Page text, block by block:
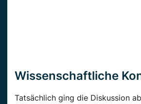
Wissenschaftliche
Tatsächlich ging die Diskussion